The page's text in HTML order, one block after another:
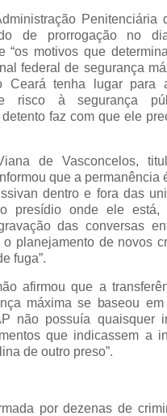
Penitenciária
de prorrogação no
“os motivos que
federal de segurança
Ceará tenha lugar para
risco à segurança
faz com que ele
de Vasconcelos,
que a permanência
dentro e fora das
presídio onde ele está,
das conversas
planejamento de novos
fuga”.
afirmou que a
máxima se baseou
não possuía quaisquer
que indicassem a
de outro preso”.
por dezenas de